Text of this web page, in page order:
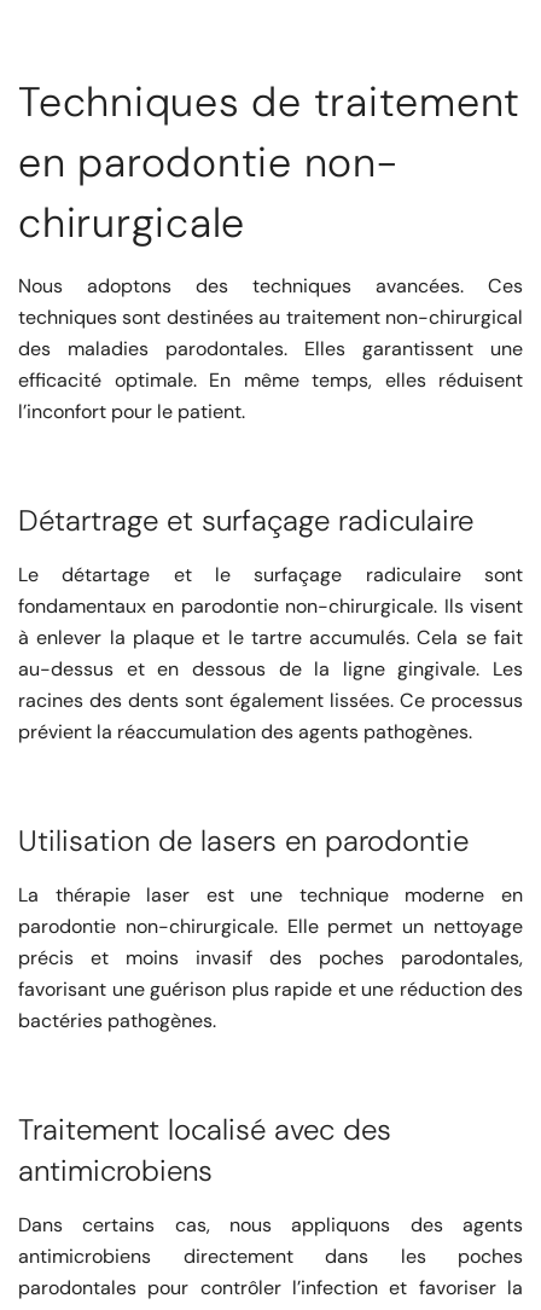
Techniques de traitement
en parodontie non-
chirurgicale
Nous adoptons des techniques avancées. Ces
techniques sont destinées au traitement non-chirurgical
des maladies parodontales. Elles garantissent une
efficacité optimale. En même temps, elles réduisent
l’inconfort pour le patient.
Détartrage et surfaçage radiculaire
Le détartage et le surfaçage radiculaire sont
fondamentaux en parodontie non-chirurgicale. Ils visent
à enlever la plaque et le tartre accumulés. Cela se fait
au-dessus et en dessous de la ligne gingivale. Les
racines des dents sont également lissées. Ce processus
prévient la réaccumulation des agents pathogènes.
Utilisation de lasers en parodontie
La thérapie laser est une technique moderne en
parodontie non-chirurgicale. Elle permet un nettoyage
précis et moins invasif des poches parodontales,
favorisant une guérison plus rapide et une réduction des
bactéries pathogènes.
Traitement localisé avec des
antimicrobiens
Dans certains cas, nous appliquons des agents
antimicrobiens directement dans les poches
parodontales pour contrôler l’infection et favoriser la